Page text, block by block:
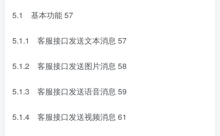
5.1 基本功能57
5.1.1 客服接口发送文本消息 57
5.1.2 客服接口发送图片消息 58
5.1.3 客服接口发送语音消息 59
5.1.4 客服接口发送视频消息 61